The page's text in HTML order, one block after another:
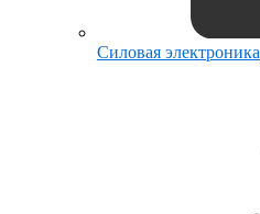
Силовая электроника